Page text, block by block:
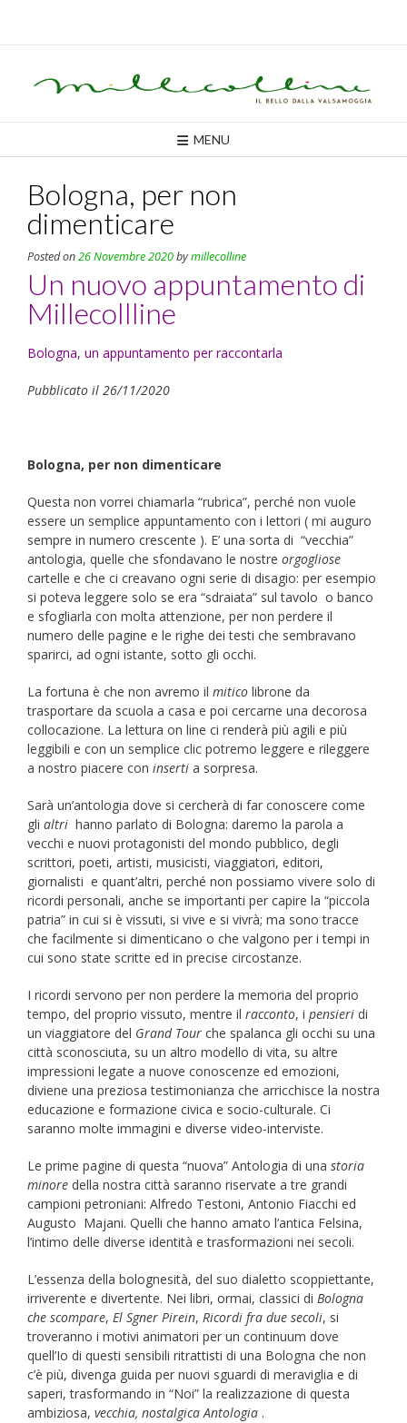
MENU
Bologna, per non
dimenticare
Posted on26 Novembre 2020bymillecolline
Un nuovo appuntamento di
Millecollline
Bologna, un appuntamento per raccontarla
Pubblicato il 26/11/2020
Bologna, per non dimenticare
Questa non vorrei chiamarla “rubrica”, perché non vuole
essere un semplice appuntamento con i lettori ( mi auguro
sempre in numero crescente ). E’ una sorta di “vecchia”
antologia, quelle che sfondavano le nostre orgogliose
cartelle e che ci creavano ogni serie di disagio: per esempio
si poteva leggere solo se era “sdraiata” sul tavolo o banco
e sfogliarla con molta attenzione, per non perdere il
numero delle pagine e le righe dei testi che sembravano
sparirci, ad ogni istante, sotto gli occhi.
La fortuna è che non avremo il mitico librone da
trasportare da scuola a casa e poi cercarne una decorosa
collocazione. La lettura on line ci renderà più agili e più
leggibili e con un semplice clic potremo leggere e rileggere
a nostro piacere con inserti a sorpresa.
Sarà un’antologia dove si cercherà di far conoscere come
gli altri hanno parlato di Bologna: daremo la parola a
vecchi e nuovi protagonisti del mondo pubblico, degli
scrittori, poeti, artisti, musicisti, viaggiatori, editori,
giornalisti e quant’altri, perché non possiamo vivere solo di
ricordi personali, anche se importanti per capire la “piccola
patria” in cui si è vissuti, si vive e si vivrà; ma sono tracce
che facilmente si dimenticano o che valgono per i tempi in
cui sono state scritte ed in precise circostanze.
I ricordi servono per non perdere la memoria del proprio
tempo, del proprio vissuto, mentre il racconto, i pensieri di
un viaggiatore del Grand Tour che spalanca gli occhi su una
città sconosciuta, su un altro modello di vita, su altre
impressioni legate a nuove conoscenze ed emozioni,
diviene una preziosa testimonianza che arricchisce la nostra
educazione e formazione civica e socio-culturale. Ci
saranno molte immagini e diverse video-interviste.
Le prime pagine di questa “nuova” Antologia di una storia
minore della nostra città saranno riservate a tre grandi
campioni petroniani: Alfredo Testoni, Antonio Fiacchi ed
Augusto Majani. Quelli che hanno amato l’antica Felsina,
l’intimo delle diverse identità e trasformazioni nei secoli.
L’essenza della bolognesità, del suo dialetto scoppiettante,
irriverente e divertente. Nei libri, ormai, classici di Bologna
che scompare, El Sgner Pirein, Ricordi fra due secoli, si
troveranno i motivi animatori per un continuum dove
quell’Io di questi sensibili ritrattisti di una Bologna che non
c’è più, divenga guida per nuovi sguardi di meraviglia e di
saperi, trasformando in “Noi” la realizzazione di questa
ambiziosa, vecchia, nostalgica Antologia .